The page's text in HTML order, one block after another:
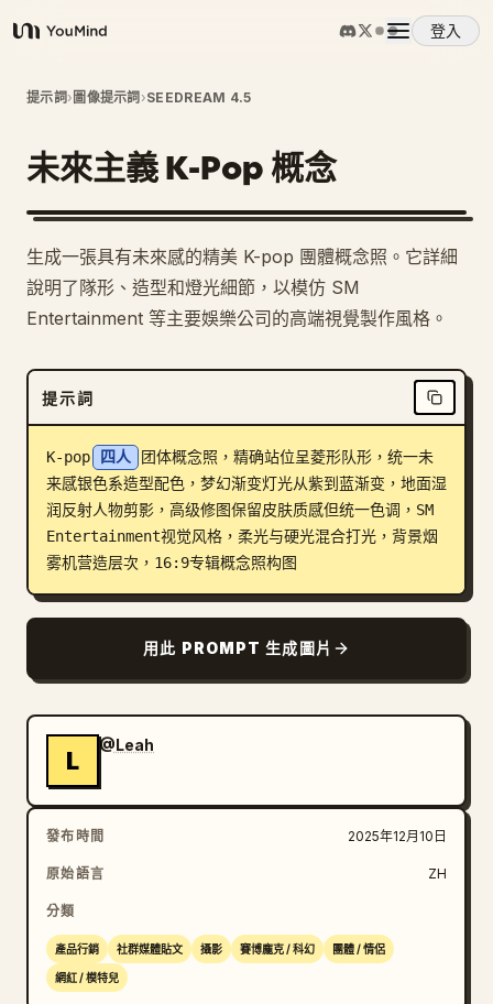
YouMind
登入
概覽
使用案例
提示詞
定價
下載
部落格
更新
提示詞› 圖像提示詞 ›SEEDREAM 4.5
未來主義 K-Pop 概念
生成一張具有未來感的精美 K-pop 團體概念照。它詳細
說明了隊形、造型和燈光細節，以模仿 SM
Entertainment 等主要娛樂公司的高端視覺製作風格。
提示詞
K-pop 四人
团体概念照，精确站位呈菱形队形，统一未
来感银色系造型配色，梦幻渐变灯光从紫到蓝渐变，地面湿
润反射人物剪影，高级修图保留皮肤质感但统一色调，SM
Entertainment视觉风格，柔光与硬光混合打光，背景烟
雾机营造层次，16:9专辑概念照构图
用此 PROMPT 生成圖片
L
@Leah
發布時間 2025年12月10日
原始語言 ZH
分類
產品行銷 社群媒體貼文 攝影 賽博龐克 / 科幻 團體 / 情侶
網紅 / 模特兒